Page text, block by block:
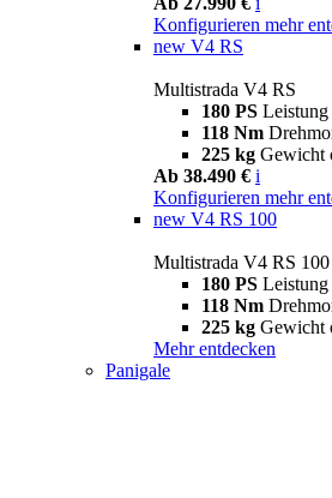
Konfigurieren mehr
new V4 RS
Multistrada V4 RS
180 PS Leistung
118 Nm
225 kg Gewicht
Ab 38.490 € i
Konfigurieren mehr
new V4 RS 100
Multistrada V4 RS 100
180 PS Leistung
118 Nm
225 kg Gewicht
Mehr entdecken
Panigale